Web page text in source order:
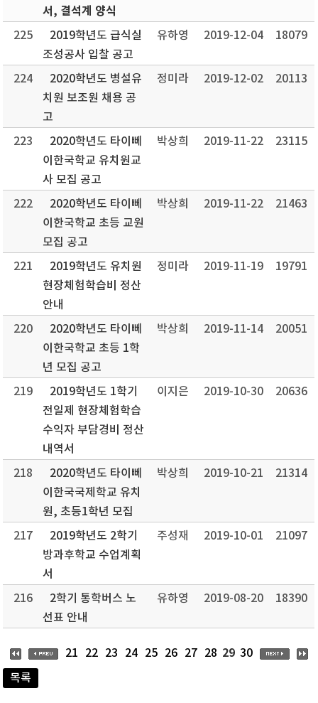
서, 결석계 양식
225
2019학년도 급식실
조성공사 입찰 공고
유하영 2019-12-04 18079
224
2020학년도 병설유
치원 보조원 채용 공
고
정미라 2019-12-02 20113
223
2020학년도 타이뻬
이한국학교 유치원교
사 모집 공고
박상희 2019-11-22 23115
222
2020학년도 타이뻬
이한국학교 초등 교원
모집 공고
박상희 2019-11-22 21463
221
2019학년도 유치원
현장체험학습비 정산
안내
정미라 2019-11-19 19791
220
2020학년도 타이뻬
이한국학교 초등 1학
년 모집 공고
박상희 2019-11-14 20051
219
2019학년도 1학기
전일제 현장체험학습
수익자 부담경비 정산
내역서
이지은 2019-10-30 20636
218
2020학년도 타이뻬
이한국국제학교 유치
원, 초등1학년 모집
박상희 2019-10-21 21314
217
2019학년도 2학기
방과후학교 수업계획
서
주성재 2019-10-01 21097
216
2학기 통학버스 노
선표 안내
유하영 2019-08-20 18390
21 22 23 24 25 26 27 28 29 30
목록